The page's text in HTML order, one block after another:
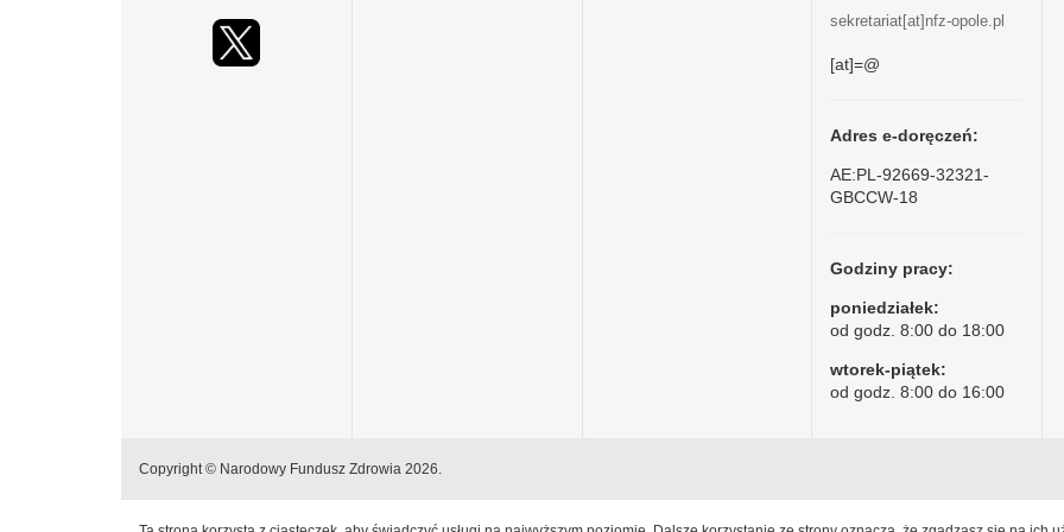
sekretariat[at]nfz-opole.pl
[at]=@
Adres e-doręczeń:
AE:PL-92669-32321-
GBCCW-18
Godziny pracy:
poniedziałek:
od godz. 8:00 do 18:00
wtorek-piątek:
od godz. 8:00 do 16:00
Copyright © Narodowy Fundusz Zdrowia 2026.